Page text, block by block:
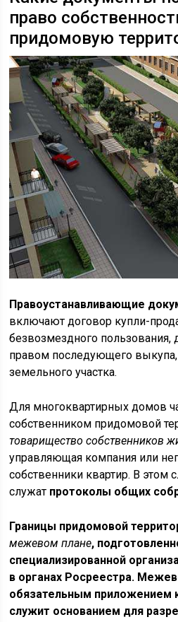
право
придомовую
Правоустанавливающие
включают договор купли-
безвозмездного пользования,
правом последующего
земельного участка.
Для многоквартирных домов
собственником придомовой
товарищество собственников
управляющая компания или
собственники квартир. В этом
служат протоколы общих
Границы придомовой
межевом плане,
специализированной
в органах Росреестра.
обязательным приложением
служит основанием для